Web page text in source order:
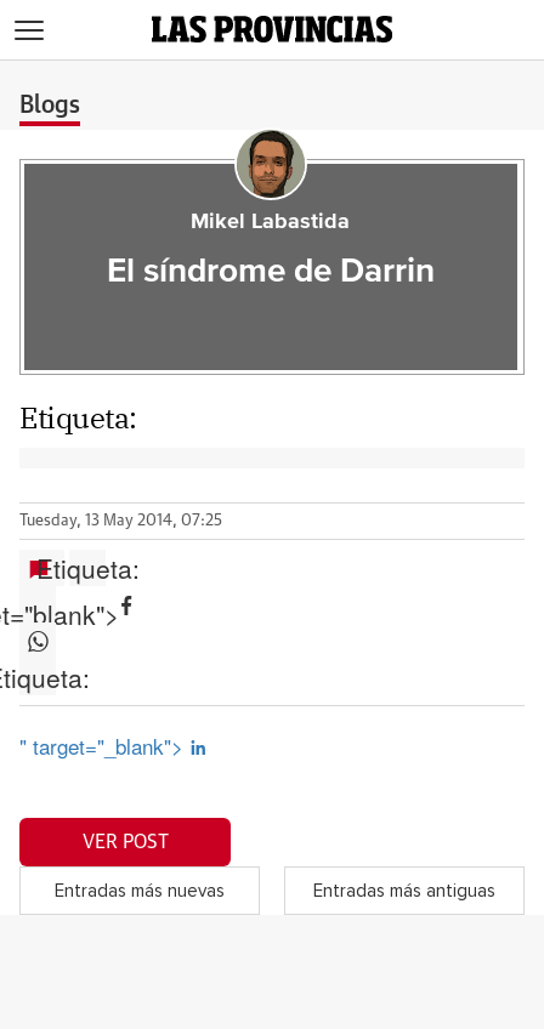
Blogs
Mikel Labastida
El síndrome de Darrin
Etiqueta:
Tuesday, 13 May 2014, 07:25
Etiqueta:
" target="_blank">
VER POST
Entradas más nuevas Entradas más antiguas